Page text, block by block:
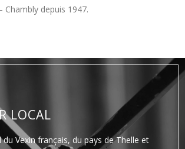
Chambly depuis 1947.
LOCAL
du Vexin français, du pays de Thelle et